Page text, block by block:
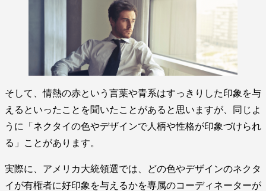
そして、情熱の赤という言葉や青系はすっきりした印象を与
えるといったことを聞いたことがあると思いますが、同じよ
うに「ネクタイの色やデザインで人柄や性格が印象づけられ
る」ことがあります。
実際に、アメリカ大統領選では、どの色やデザインのネクタ
イが有権者に好印象を与えるかを専属のコーディネーターが